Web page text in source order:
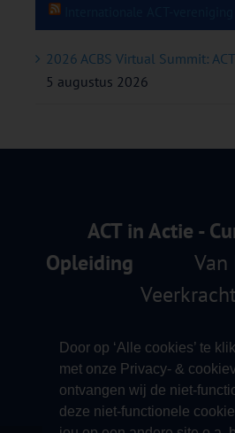
Door op ‘Alle cookies’ te
met onze Privacy- &
ontvangen wij de niet-
deze niet-functionele
2026 ACBS Virtual Summit:
5 augustus 2026
ACT in Actie -
Opleiding